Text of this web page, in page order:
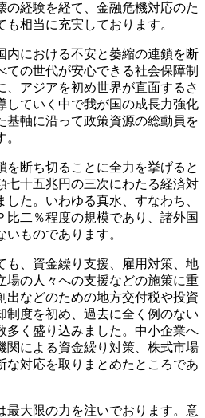
の経験を経て、金融危機対応のた
相当に充実しております。
における不安と萎縮の連鎖を断
ての世代が安心できる社会保障制
、アジアを初め世界が直面するさ
していく中で我が国の成長力強化
基軸に沿って政策資源の総動員を
断ち切ることに全力を挙げると
七十五兆円の三次にわたる経済対
た。いわゆる真水、すなわち、
比二％程度の規模であり、諸外国
ものであります。
、資金繰り支援、雇用対策、地
場の人々への支援などの施策に重
出などのための地方交付税や投資
制度を初め、過去に全く例のない
多く盛り込みました。中小企業へ
関による資金繰り対策、株式市場
な対応を取りまとめたところであ
大限の力を注いでおります。意